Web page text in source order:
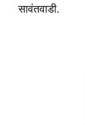
सावंतवाडी.